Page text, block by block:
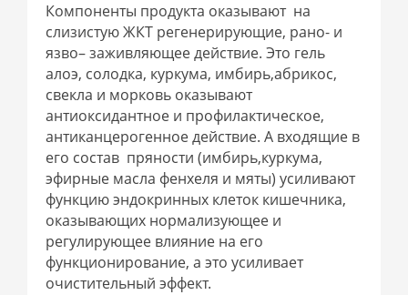
Компоненты продукта оказывают на
слизистую ЖКТ регенерирующие, рано- и
язво– заживляющее действие. Это гель
алоэ, солодка, куркума, имбирь,абрикос,
свекла и морковь оказывают
антиоксидантное и профилактическое,
антиканцерогенное действие. А входящие в
его состав пряности (имбирь,куркума,
эфирные масла фенхеля и мяты) усиливают
функцию эндокринных клеток кишечника,
оказывающих нормализующее и
регулирующее влияние на его
функционирование, а это усиливает
очистительный эффект.